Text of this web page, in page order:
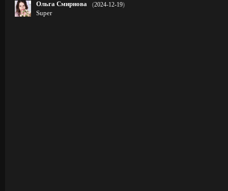
Ольга Смирнова (2024-12-19)
Super